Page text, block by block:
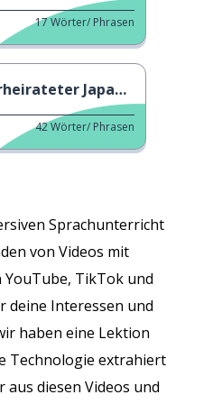
Sprachunterricht
von Videos mit
TikTok und
deine Interessen und
haben eine Lektion
Technologie extrahiert
diesen Videos und
17Wörter/ Phrasen
Japaner
42Wörter/ Phrasen